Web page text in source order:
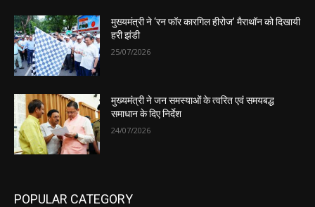
मुख्यमंत्री ने ‘रन फॉर कारगिल हीरोज’ मैराथॉन को दिखायी
हरी झंडी
25/07/2026
मुख्यमंत्री ने जन समस्याओं के त्वरित एवं समयबद्ध
समाधान के दिए निर्देश
24/07/2026
POPULAR CATEGORY